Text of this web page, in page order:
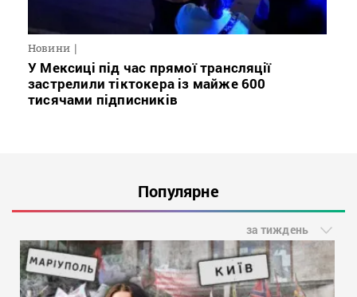
Новини
У Мексиці під час прямої трансляції
застрелили тіктокера із майже 600
тисячами підписників
Популярне
за тиждень